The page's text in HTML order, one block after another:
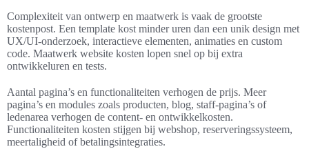
Complexiteit van ontwerp en maatwerk is vaak de grootste
kostenpost. Een template kost minder uren dan een unik design met
UX/UI-onderzoek, interactieve elementen, animaties en custom
code. Maatwerk website kosten lopen snel op bij extra
ontwikkeluren en tests.
Aantal pagina’s en functionaliteiten verhogen de prijs. Meer
pagina’s en modules zoals producten, blog, staff-pagina’s of
ledenarea verhogen de content- en ontwikkelkosten.
Functionaliteiten kosten stijgen bij webshop, reserveringssysteem,
meertaligheid of betalingsintegraties.